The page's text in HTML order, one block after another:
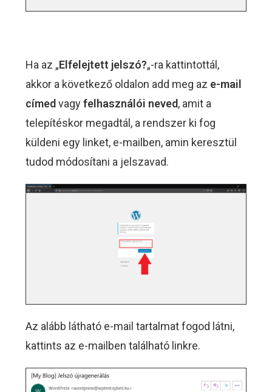
Ha az „Elfelejtett jelszó?„-ra kattintottál,
akkor a következő oldalon add meg az e-mail
címedvagyfelhasználói neved, amit a
telepítéskor megadtál, a rendszer ki fog
küldeni egy linket, e-mailben, amin keresztül
tudod módosítani a jelszavad.
Az alább látható e-mail tartalmat fogod látni,
kattints az e-mailben található linkre.